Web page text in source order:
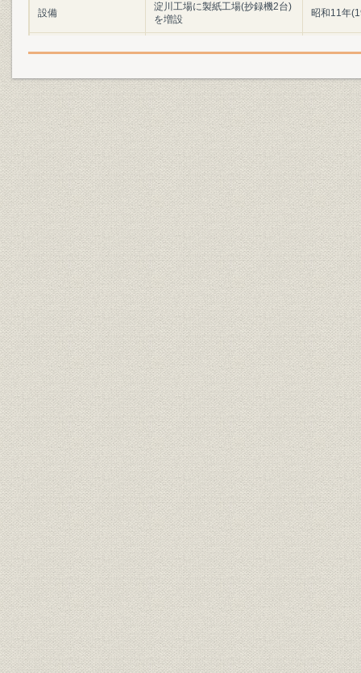
設備
淀川工場に製紙工場(抄録機2台)
を増設
昭和11年
事業所 昭和11年
役員 淀川工場竣工式のあとで 昭和11年
製品 当時の段ボール箱 昭和15年
経営者 [創業者]井上貞治郎(38歳) 大正8年
社章 [鱗の社章]
事業所 大正12年当時の工場配置 大正12年
財務・業績 第1~7期の業績
大正9年
(1923年)5
設備
ドイツ・ミューラー社製コルゲ
ーター
昭和2年
事業所 千船工場全景絵図 [大正12年
財務・業績 第8~14期の業績
大正12年
(1926年
設備 [設置した主要加工機械] [昭和5年
財務・業績 第15~34期の業績
大正15年
年(1936年
事業所 淀川工場全景絵図 [昭和10年
抄紙機、地球型蒸し釜、ヒータ